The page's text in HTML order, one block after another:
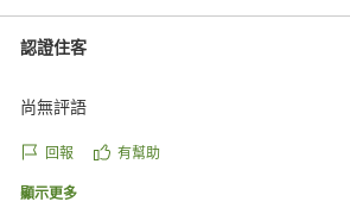
認證住客
尚無評語
回報 有幫助
顯示更多